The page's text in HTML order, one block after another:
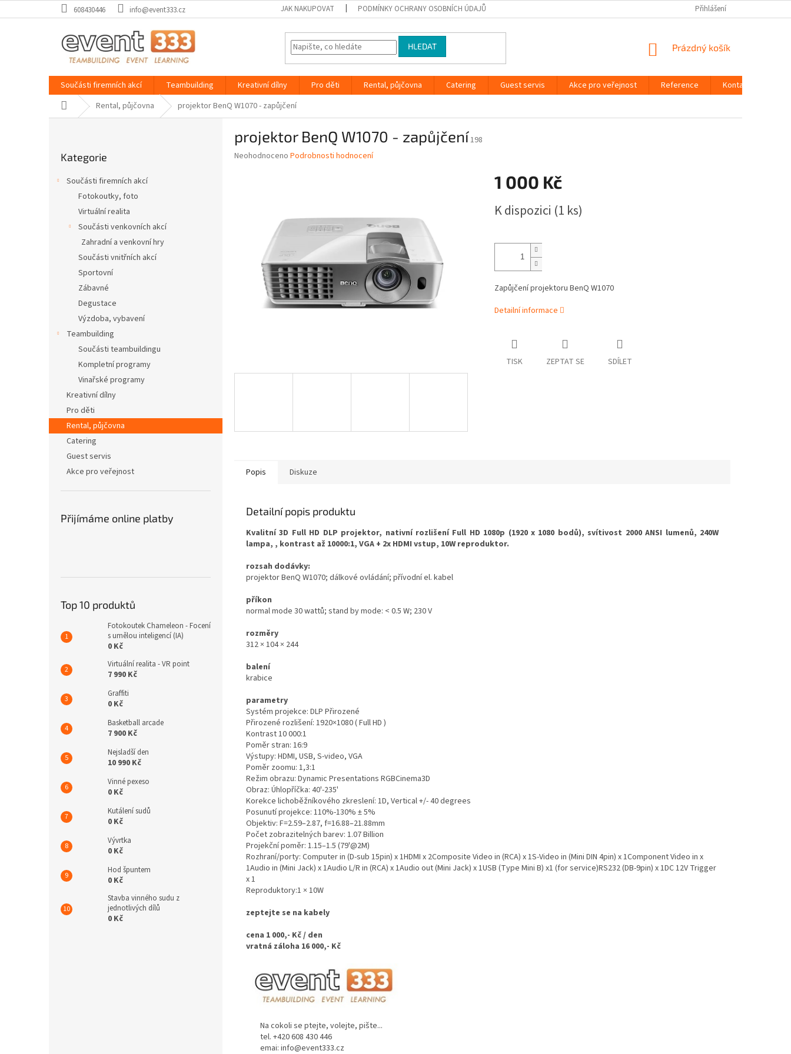
na
608430446 info@event333.cz JAK NAKUPOVAT PODMÍNKY OCHRANY OSOBNÍCH ÚDAJŮ Přihlášení
HLEDAT
NÁKUPNÍ
Prázdný košík
Součásti firemních akcí Teambuilding Kreativní dílny Pro děti Rental, půjčovna Catering Guest servis Akce pro veřejnost Reference
Kontakty
Domů Rental, půjčovna projektor BenQ W1070 - zapůjčení
kategorie
Kategorie
Součásti firemních akcí
Fotokoutky, foto
Virtuální realita
Součásti venkovních akcí
Zahradní a venkovní hry
Součásti vnitřních akcí
Sportovní
Zábavné
Degustace
Výzdoba, vybavení
Teambuilding
Součásti teambuildingu
Kompletní programy
Vinařské programy
Kreativní dílny
Pro děti
Rental, půjčovna
Catering
Guest servis
Akce pro veřejnost
Přijímáme online platby
Top 10 produktů
Fotokoutek Chameleon - Focení
s umělou inteligencí (IA)
0 Kč
Virtuální realita - VR point
7 990 Kč
Graffiti
0 Kč
Basketball arcade
7 900 Kč
Nejsladší den
10 990 Kč
Vinné pexeso
0 Kč
Kutálení sudů
0 Kč
Vývrtka
0 Kč
Hod špuntem
0 Kč
Stavba vinného sudu z
jednotlivých dílů
0 Kč
projektor BenQ W1070 - zapůjčení198
Průměrné
Neohodnoceno Podrobnosti hodnocení
1 000 Kč
cena:
K dispozici (1 ks)
Zapůjčení projektoru BenQ W1070
Detailní informace
TISK ZEPTAT SE SDÍLET
Popis Diskuze
Detailní popis produktu
Kvalitní 3D Full HD DLP projektor, nativní rozlišení Full HD 1080p (1920 x 1080 bodů), svítivost 2000 ANSI lumenů, 240W
lampa, , kontrast až 10000:1, VGA + 2x HDMI vstup, 10W reproduktor.
rozsah dodávky:
projektor BenQ W1070; dálkové ovládání; přívodní el. kabel
příkon
normal mode 30 wattů; stand by mode: < 0.5 W; 230 V
rozměry
312 × 104 × 244‎
balení
krabice
parametry
Systém projekce: DLP Přirozené
Přirozené rozlišení: 1920×1080 ( Full HD )
Kontrast 10 000:1
Poměr stran: 16:9
Výstupy: HDMI, USB, S-video, VGA
Poměr zoomu: 1,3:1
Režim obrazu: Dynamic Presentations RGBCinema3D
Obraz: Úhlopříčka: 40'-235'‎
Korekce lichoběžníkového zkreslení: 1D, Vertical +/- 40 degrees
Posunutí projekce: 110%-130% ± 5%‎
Objektiv: F=2.59–2.87, f=16.88–21.88mm‎
Počet zobrazitelných barev: 1.07 Billion
Projekční poměr: 1.15–1.5 (79'@2M)‎
Rozhraní/porty: Computer in (D-sub 15pin) x 1HDMI x 2Composite Video in (RCA) x 1S-Video in (Mini DIN 4pin) x 1Component Video in x
1Audio in (Mini Jack) x 1Audio L/R in (RCA) x 1Audio out (Mini Jack) x 1USB (Type Mini B) x1 (for service)RS232 (DB-9pin) x 1DC 12V Trigger
x 1 ‎
Reproduktory:1 × 10W
zeptejte se na kabely
cena 1 000,- Kč / den
vratná záloha 16 000,- Kč
Na cokoli se ptejte, volejte, pište...
tel. +420 608 430 446
emai: info@event333.cz